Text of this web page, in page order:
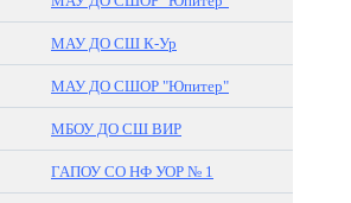
МАУ ДО СШ К-Ур
МАУ ДО СШОР "Юпитер"
МБОУ ДО СШ ВИР
ГАПОУ СО НФ УОР № 1